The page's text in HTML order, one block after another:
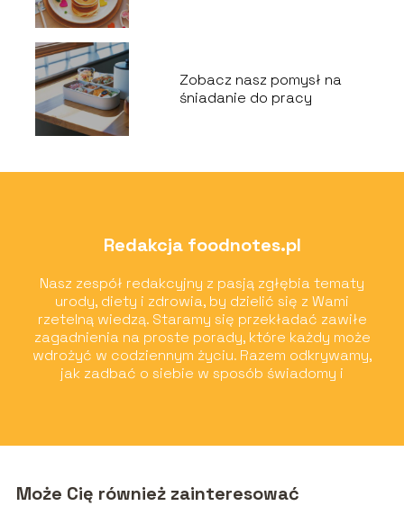
Zobacz nasz pomysł na
śniadanie do pracy
Redakcja foodnotes.pl
Nasz zespół redakcyjny z pasją zgłębia tematy
urody, diety i zdrowia, by dzielić się z Wami
rzetelną wiedzą. Staramy się przekładać zawiłe
zagadnienia na proste porady, które każdy może
wdrożyć w codziennym życiu. Razem odkrywamy,
jak zadbać o siebie w sposób świadomy i
Może Cię również zainteresować